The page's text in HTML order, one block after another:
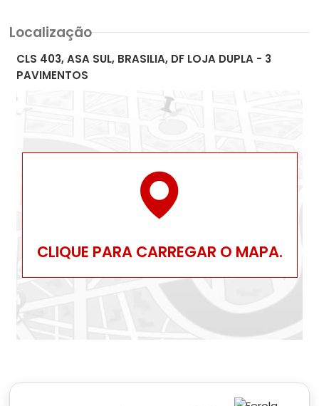
Localização
CLS 403, ASA SUL, BRASILIA, DF LOJA DUPLA - 3
PAVIMENTOS
CLIQUE PARA CARREGAR O MAPA.